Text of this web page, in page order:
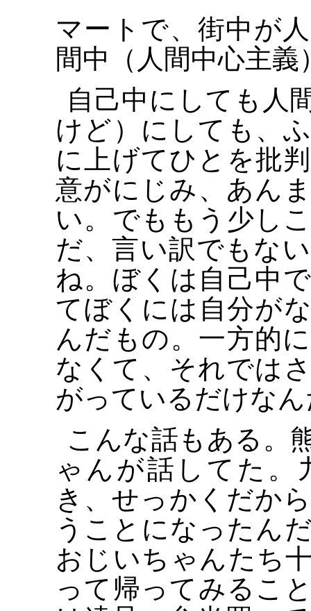
マートで、街中が
間中（人間中心主義
自己中にしても人
けど）にしても、
に上げてひとを批
意がにじみ、あん
い。でももう少し
だ、言い訳でもな
ね。ぼくは自己中
てぼくには自分が
んだもの。一方的
なくて、それでは
がっているだけな
こんな話もある。
ゃんが話してた。
き、せっかくだか
うことになったん
おじいちゃんたち
って帰ってみるこ